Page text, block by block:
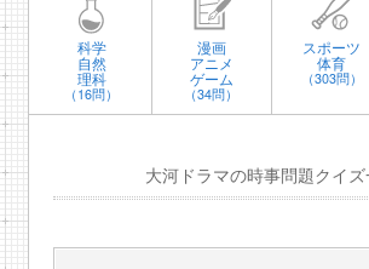
科学
自然
理科
（16問）
漫画
アニメ
ゲーム
（34問）
スポーツ
体育
（303問）
大河ドラマの時事問題クイズ